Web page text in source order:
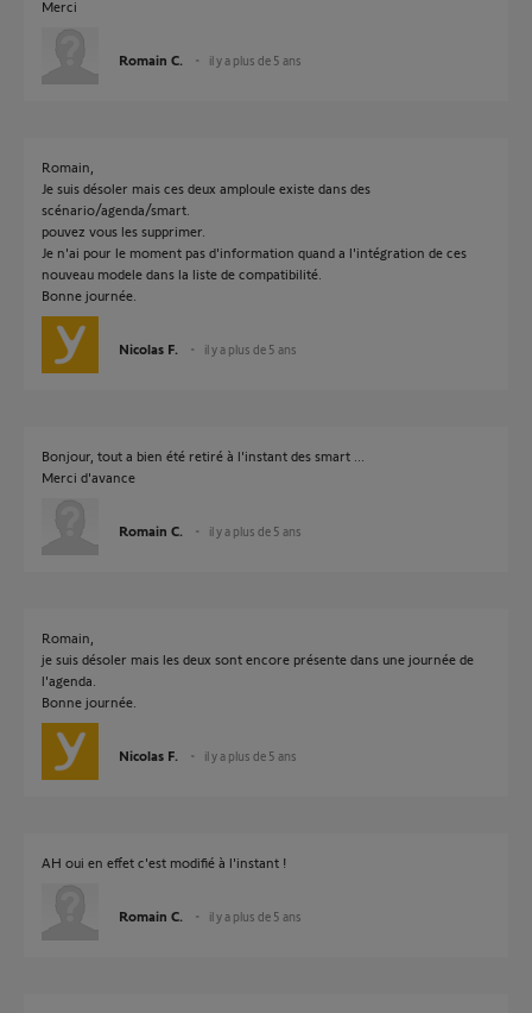
Merci
Romain C. il y a plus de 5 ans
Romain,
Je suis désoler mais ces deux amploule existe dans des
scénario/agenda/smart.
pouvez vous les supprimer.
Je n'ai pour le moment pas d'information quand a l'intégration de ces
nouveau modele dans la liste de compatibilité.
Bonne journée.
Nicolas F. il y a plus de 5 ans
Bonjour, tout a bien été retiré à l'instant des smart ...
Merci d'avance
Romain C. il y a plus de 5 ans
Romain,
je suis désoler mais les deux sont encore présente dans une journée de
l'agenda.
Bonne journée.
Nicolas F. il y a plus de 5 ans
AH oui en effet c'est modifié à l'instant !
Romain C. il y a plus de 5 ans